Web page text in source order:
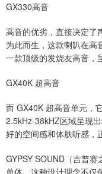
GX330高音
高音的优劣，直接决定了
为此而生，这款喇叭在高
一款顶级的发烧友高音，
GX40K 超高音
而 GX40K 超高音单元，
2.5kHz-38kHZ区域呈现
好的空间感和体肤听感，
GYPSY SOUND（吉普